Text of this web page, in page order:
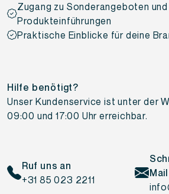
Zugang zu Sonderangeboten
Produkteinführungen
Praktische Einblicke für deine
Hilfe benötigt?
Unser Kundenservice ist unter der
09:00 und 17:00 Uhr erreichbar.
Ruf uns an
+31 85 023 2211
Mail